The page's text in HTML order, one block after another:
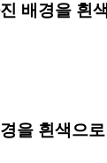
배경을 흰
을 흰색으